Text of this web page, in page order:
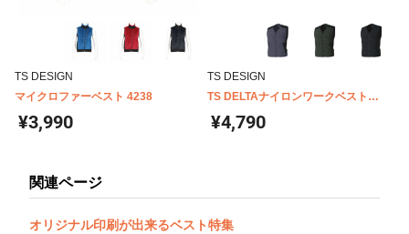
TS DESIGN
マイクロファーベスト 4238
¥3,990
TS DESIGN
TS DELTAナイロンワークベスト
5438
¥4,790
関連ページ
オリジナル印刷が出来るベスト特集